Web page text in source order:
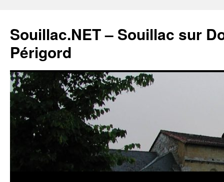
Souillac.NET – Souillac sur
Périgord